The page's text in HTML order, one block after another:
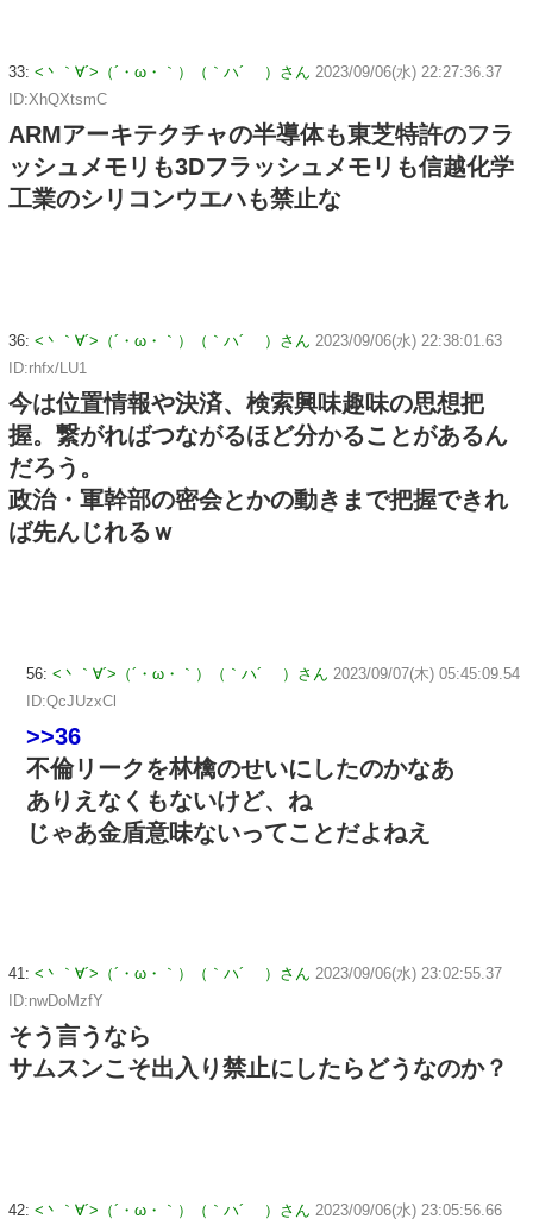
33: <丶｀∀´>（´・ω・｀）（｀ハ´ ）さん 2023/09/06(水) 22:27:36.37
ID:XhQXtsmC
ARMアーキテクチャの半導体も東芝特許のフラ
ッシュメモリも3Dフラッシュメモリも信越化学
工業のシリコンウエハも禁止な
36: <丶｀∀´>（´・ω・｀）（｀ハ´ ）さん 2023/09/06(水) 22:38:01.63
ID:rhfx/LU1
今は位置情報や決済、検索興味趣味の思想把
握。繋がればつながるほど分かることがあるん
だろう。
政治・軍幹部の密会とかの動きまで把握できれ
ば先んじれるｗ
56: <丶｀∀´>（´・ω・｀）（｀ハ´ ）さん 2023/09/07(木) 05:45:09.54
ID:QcJUzxCl
>>36
不倫リークを林檎のせいにしたのかなあ
ありえなくもないけど、ね
じゃあ金盾意味ないってことだよねえ
41: <丶｀∀´>（´・ω・｀）（｀ハ´ ）さん 2023/09/06(水) 23:02:55.37
ID:nwDoMzfY
そう言うなら
サムスンこそ出入り禁止にしたらどうなのか？
42: <丶｀∀´>（´・ω・｀）（｀ハ´ ）さん 2023/09/06(水) 23:05:56.66